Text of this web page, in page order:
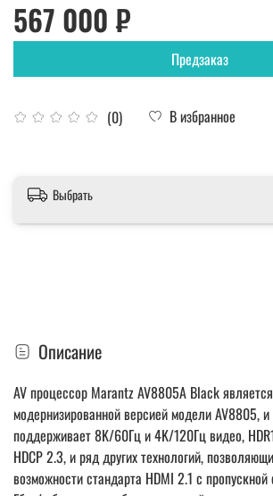
(0) В избранное
567 000 ₽
Предзаказ
Выбрать
Описание
AV процессор Marantz AV8805A Black
модернизированной версией модели AV8805, и
поддерживает 8K/60Гц и 4K/120Гц видео,
HDCP 2.3, и ряд других технологий,
возможности стандарта HDMI 2.1 c